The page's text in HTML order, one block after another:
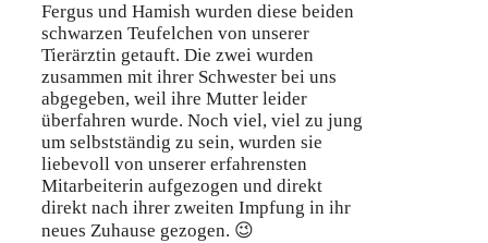
Fergus und Hamish wurden diese beiden
schwarzen Teufelchen von unserer
Tierärztin getauft. Die zwei wurden
zusammen mit ihrer Schwester bei uns
abgegeben, weil ihre Mutter leider
überfahren wurde. Noch viel, viel zu jung
um selbstständig zu sein, wurden sie
liebevoll von unserer erfahrensten
Mitarbeiterin aufgezogen und direkt
direkt nach ihrer zweiten Impfung in ihr
neues Zuhause gezogen. 😉